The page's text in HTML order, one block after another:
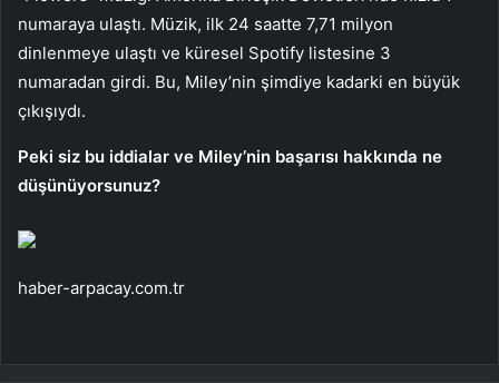
numaraya ulaştı. Müzik, ilk 24 saatte 7,71 milyon
dinlenmeye ulaştı ve küresel Spotify listesine 3
numaradan girdi. Bu, Miley’nin şimdiye kadarki en büyük
çıkışıydı.
Peki siz bu iddialar ve Miley’nin başarısı hakkında ne
düşünüyorsunuz?
haber-arpacay.com.tr